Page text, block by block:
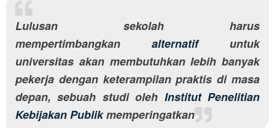
Lulusan sekolah harus
mempertimbangkan alternatifuntuk
universitas akan membutuhkan lebih banyak
pekerja dengan keterampilan praktis di masa
depan, sebuah studi oleh Institut Penelitian
Kebijakan Publikmemperingatkan